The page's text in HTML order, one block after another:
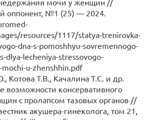
недержания мочи у женщин //
оппонент, №1 (25) — 2024.
resources/1117/statya-trenirovka-
dna-s-pomoshhyu-sovremennogo-
dlya-lecheniya-stressovogo-
u-zhenshhin.pdf
Котова Т.В., Качалина Т.С. и др.
возможности консервативного
с пролапсом тазовых органов //
акушера-гинеколога, том 21,